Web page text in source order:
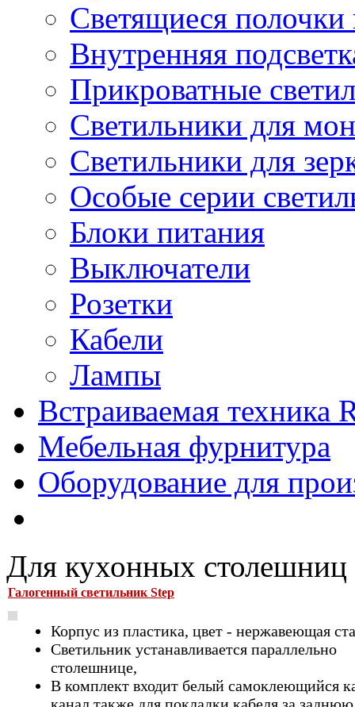
Светящиеся полочки
Внутренняя
Прикроватные
Светильники для
Светильники для
Особые серии
Блоки питания
Выключатели
Розетки
Кабели
Лампы
Встраиваемая техника
Мебельная фурнитура
Оборудование для
Для кухонных столешниц
Галогенный светильник Step
Корпус из пластика, цвет - нержавеющая
Светильник устанавливается параллельно
столешнице,
В комплект входит белый самоклеющийся